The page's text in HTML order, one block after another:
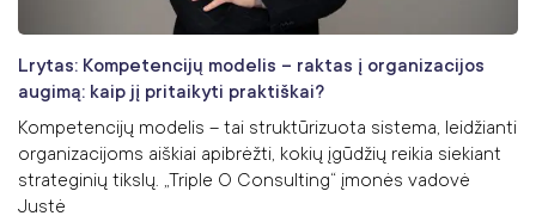
Lrytas: Kompetencijų modelis – raktas į organizacijos
augimą: kaip jį pritaikyti praktiškai?
Kompetencijų modelis – tai struktūrizuota sistema, leidžianti
organizacijoms aiškiai apibrėžti, kokių įgūdžių reikia siekiant
strateginių tikslų. „Triple O Consulting“ įmonės vadovė
Justė